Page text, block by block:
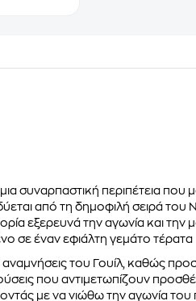
συναρπαστική περιπέτεια
από τη δημοφιλή σειρά
εξερευνά την αγωνία και την
σε έναν εφιάλτη γεμάτο
του Γουίλ, καθώς
που αντιμετωπίζουν
με να νιώθω την αγωνία του